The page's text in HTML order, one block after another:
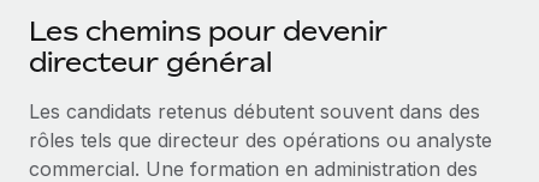
Les chemins pour devenir
directeur général
Les candidats retenus débutent souvent dans des
rôles tels que directeur des opérations ou analyste
commercial. Une formation en administration des